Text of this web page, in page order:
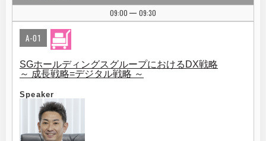
09:00
| 09:30
A-01
SGホールディングスグループにおけるDX戦略
～ 成長戦略=デジタル戦略 ～
Speaker